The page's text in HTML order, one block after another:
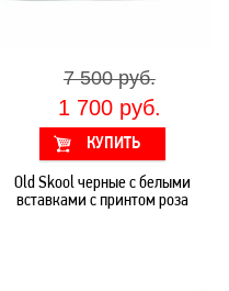
7 500 руб.
1 700 руб.
Old Skool черные с белыми
вставками с принтом роза